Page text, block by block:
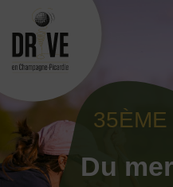
content
35ÈME
Du